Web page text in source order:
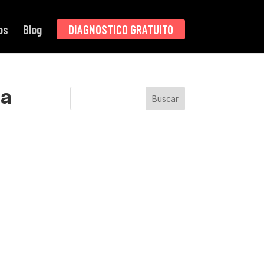
Blog DIAGNOSTICO GRATUITO
Buscar